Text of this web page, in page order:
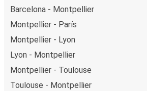
Barcelona - Montpellier
Montpellier - París
Montpellier - Lyon
Lyon - Montpellier
Montpellier - Toulouse
Toulouse - Montpellier